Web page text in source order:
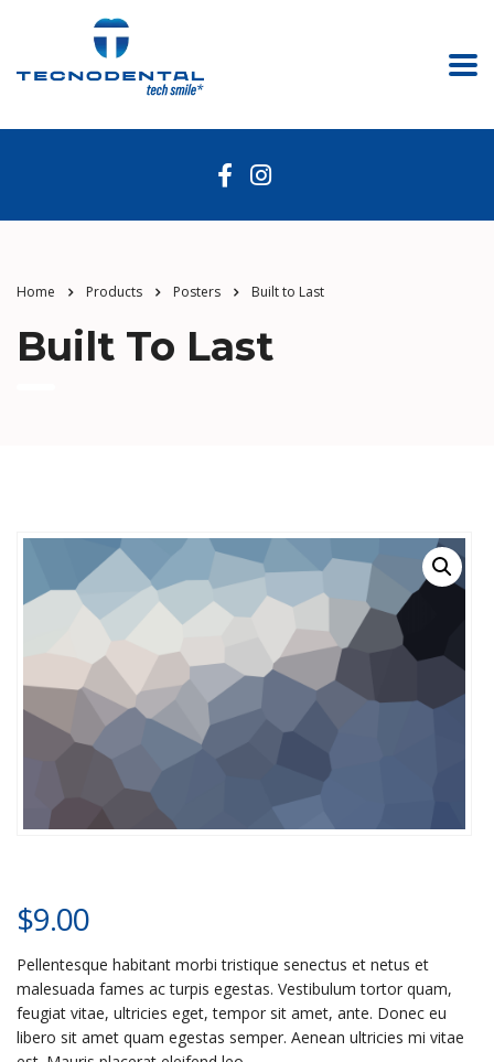
Home Products Posters Built to Last
Built To Last
$9.00
Pellentesque habitant morbi tristique senectus et netus et
malesuada fames ac turpis egestas. Vestibulum tortor quam,
feugiat vitae, ultricies eget, tempor sit amet, ante. Donec eu
libero sit amet quam egestas semper. Aenean ultricies mi vitae